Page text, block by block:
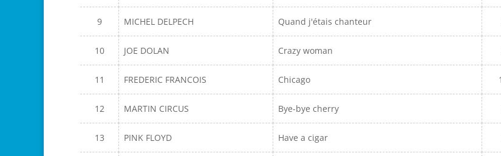
9 MICHEL DELPECH Quand j'étais chanteur
10 JOE DOLAN Crazy woman
11 FREDERIC FRANCOIS Chicago
12 MARTIN CIRCUS Bye-bye cherry
13 PINK FLOYD Have a cigar